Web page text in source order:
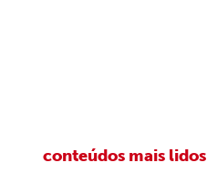
conteúdos mais lidos